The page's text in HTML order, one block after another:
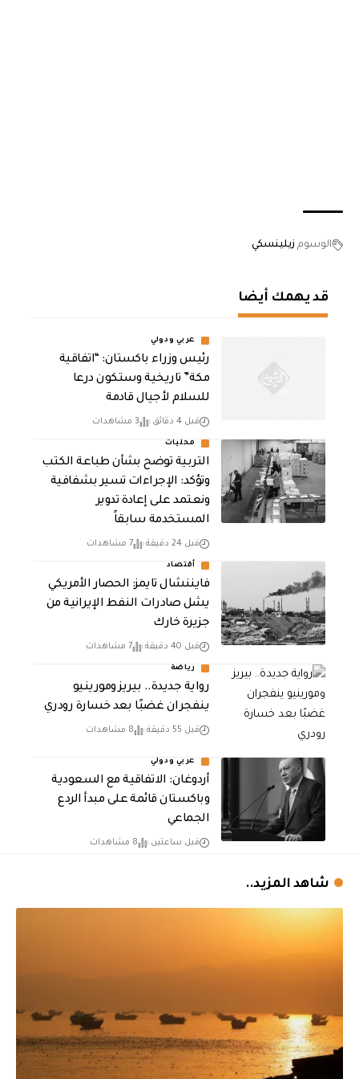
الوسوم زيلينسكي
قد يهمك أيضا
عربي ودولي
رئيس وزراء باكستان: “اتفاقية
مكة” تاريخية وستكون درعا
للسلام لأجيال قادمة
قبل 4 دقائق 3 مشاهدات
محليات
التربية توضح بشأن طباعة الكتب
وتؤكد: الإجراءات تسير بشفافية
ونعتمد على إعادة تدوير
المستخدمة سابقاً
قبل 24 دقيقة 7 مشاهدات
أقتصاد
فايننشال تايمز: الحصار الأمريكي
يشل صادرات النفط الإيرانية من
جزيرة خارك
قبل 40 دقيقة 7 مشاهدات
رياضة
رواية جديدة.. بيريز ومورينيو
ينفجران غضبًا بعد خسارة رودري
قبل 55 دقيقة 8 مشاهدات
عربي ودولي
أردوغان: الاتفاقية مع السعودية
وباكستان قائمة على مبدأ الردع
الجماعي
قبل ساعتين 8 مشاهدات
شاهد المزيد..